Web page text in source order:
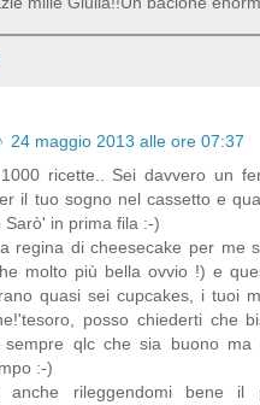
24 maggio 2013 alle ore 07:37
ricette.. Sei davvero un
il tuo sogno nel cassetto e
Sarò' in prima fila :-)
regina di cheesecake per me
molto più bella ovvio !) e
quasi sei cupcakes, i tuoi
posso chiederti che
sempre qlc che sia buono
:-)
anche rileggendomi bene il